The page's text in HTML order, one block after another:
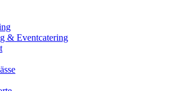
& Eventcatering